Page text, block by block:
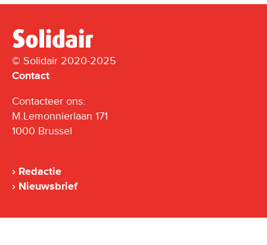
© Solidair 2020-2025
Contact
Contacteer ons:
M.Lemonnierlaan 171
1000 Brussel
Redactie
Nieuwsbrief